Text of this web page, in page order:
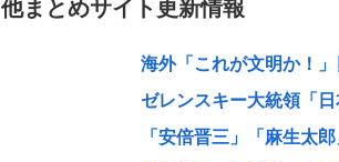
他まとめサイト更新情報
海外「これが文明か！
ゼレンスキー大統領「
「安倍晋三」「麻生太